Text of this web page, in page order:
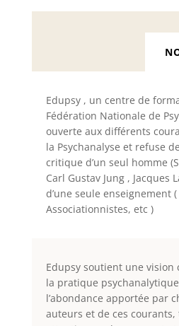
Edupsy , un centre de
Fédération Nationale de
ouverte aux différents
la Psychanalyse et refuse
critique d’un seul homme
Carl Gustav Jung , Jacques
d’une seule enseignement
Associationnistes, etc )
Edupsy soutient une vision
la pratique
l’abondance apportée par
auteurs et de ces